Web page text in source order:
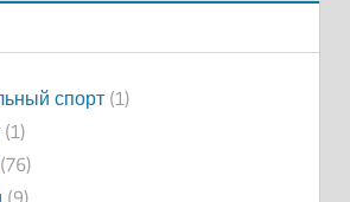
спорт(1)
(1)
(76)